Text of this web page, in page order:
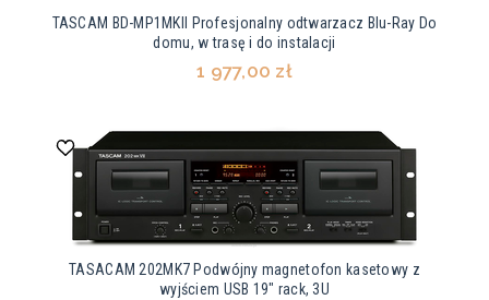
TASCAM BD-MP1MKII Profesjonalny odtwarzacz Blu-Ray Do
domu, w trasę i do instalacji
1 977,00 zł
TASACAM 202MK7 Podwójny magnetofon kasetowy z
wyjściem USB 19" rack, 3U